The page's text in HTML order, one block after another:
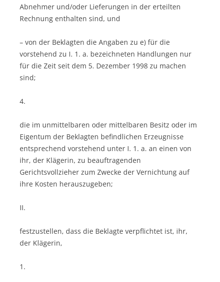
Abnehmer und/oder Lieferungen in der erteilten
Rechnung enthalten sind, und
– von der Beklagten die Angaben zu e) für die
vorstehend zu I. 1. a. bezeichneten Handlungen nur
für die Zeit seit dem 5. Dezember 1998 zu machen
sind;
4.
die im unmittelbaren oder mittelbaren Besitz oder im
Eigentum der Beklagten befindlichen Erzeugnisse
entsprechend vorstehend unter I. 1. a. an einen von
ihr, der Klägerin, zu beauftragenden
Gerichtsvollzieher zum Zwecke der Vernichtung auf
ihre Kosten herauszugeben;
II.
festzustellen, dass die Beklagte verpflichtet ist, ihr,
der Klägerin,
1.